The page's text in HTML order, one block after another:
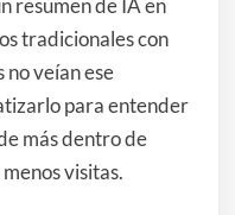
resumen de IA en
tradicionales con
no veían ese
para entender
más dentro de
visitas.